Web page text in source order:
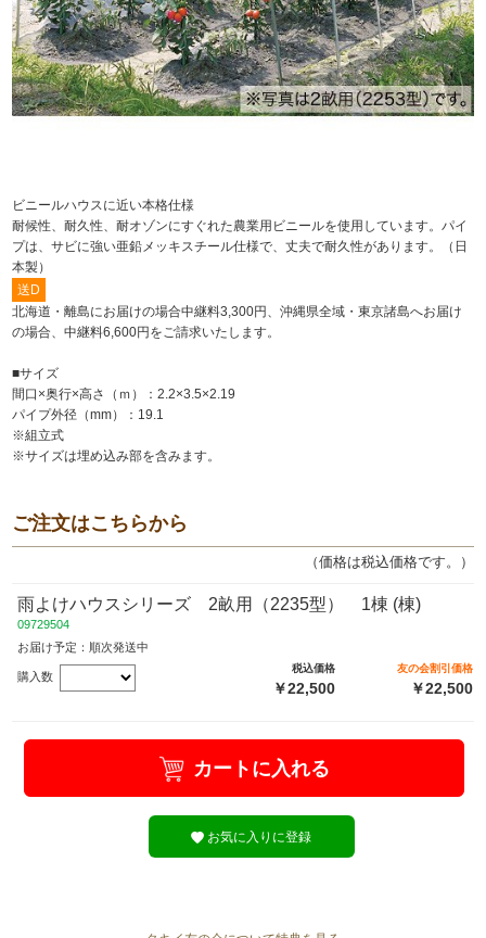
ビニールハウスに近い本格仕様
耐候性、耐久性、耐オゾンにすぐれた農業用ビニールを使用しています。パイ
プは、サビに強い亜鉛メッキスチール仕様で、丈夫で耐久性があります。（日
本製）
送D
北海道・離島にお届けの場合中継料3,300円、沖縄県全域・東京諸島へお届け
の場合、中継料6,600円をご請求いたします。
■サイズ
間口×奥行×高さ（ｍ）：2.2×3.5×2.19
パイプ外径（mm）：19.1
※組立式
※サイズは埋め込み部を含みます。
ご注文はこちらから
（価格は税込価格です。）
雨よけハウスシリーズ 2畝用（2235型） 1棟 (棟)
09729504
お届け予定：順次発送中
購入数
税込価格
￥22,500
友の会割引価格
￥22,500
カートに入れる
お気に入りに登録